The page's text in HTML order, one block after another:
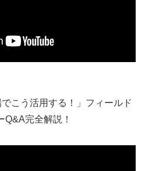
こう活用する！」フィールド
完全解説！